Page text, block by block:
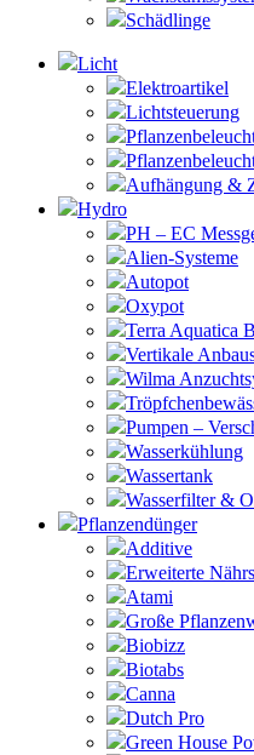
Schädlinge
Licht
Elektroartikel
Lichtsteuerung
Aufhängung &
Hydro
PH – EC
Alien-Systeme
Autopot
Oxypot
Terra Aquatica
Vertikale
Wilma
Pumpen –
Wasserkühlung
Wassertank
Wasserfilter &
Pflanzendünger
Additive
Erweiterte
Atami
Große
Biobizz
Biotabs
Canna
Dutch Pro
Green House